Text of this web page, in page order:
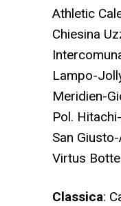
Athletic
Chiesina
Lampo-
Meridien-
Pol.
San
Virtus
Classica: